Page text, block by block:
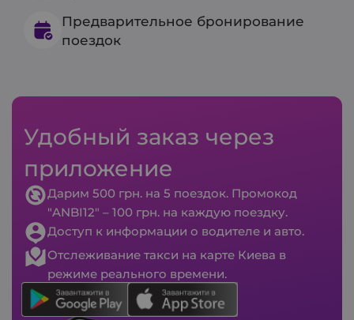
Предварительное бронирование
поездок
Удобный заказ через
приложение
Дарим 500 грн. на 5 поездок. Промокод
"ANBI12" – 100 грн. на каждую поездку.
Доступ к информации о водителе и авто.
Отслеживание такси на карте Киева в
режиме реального времени.